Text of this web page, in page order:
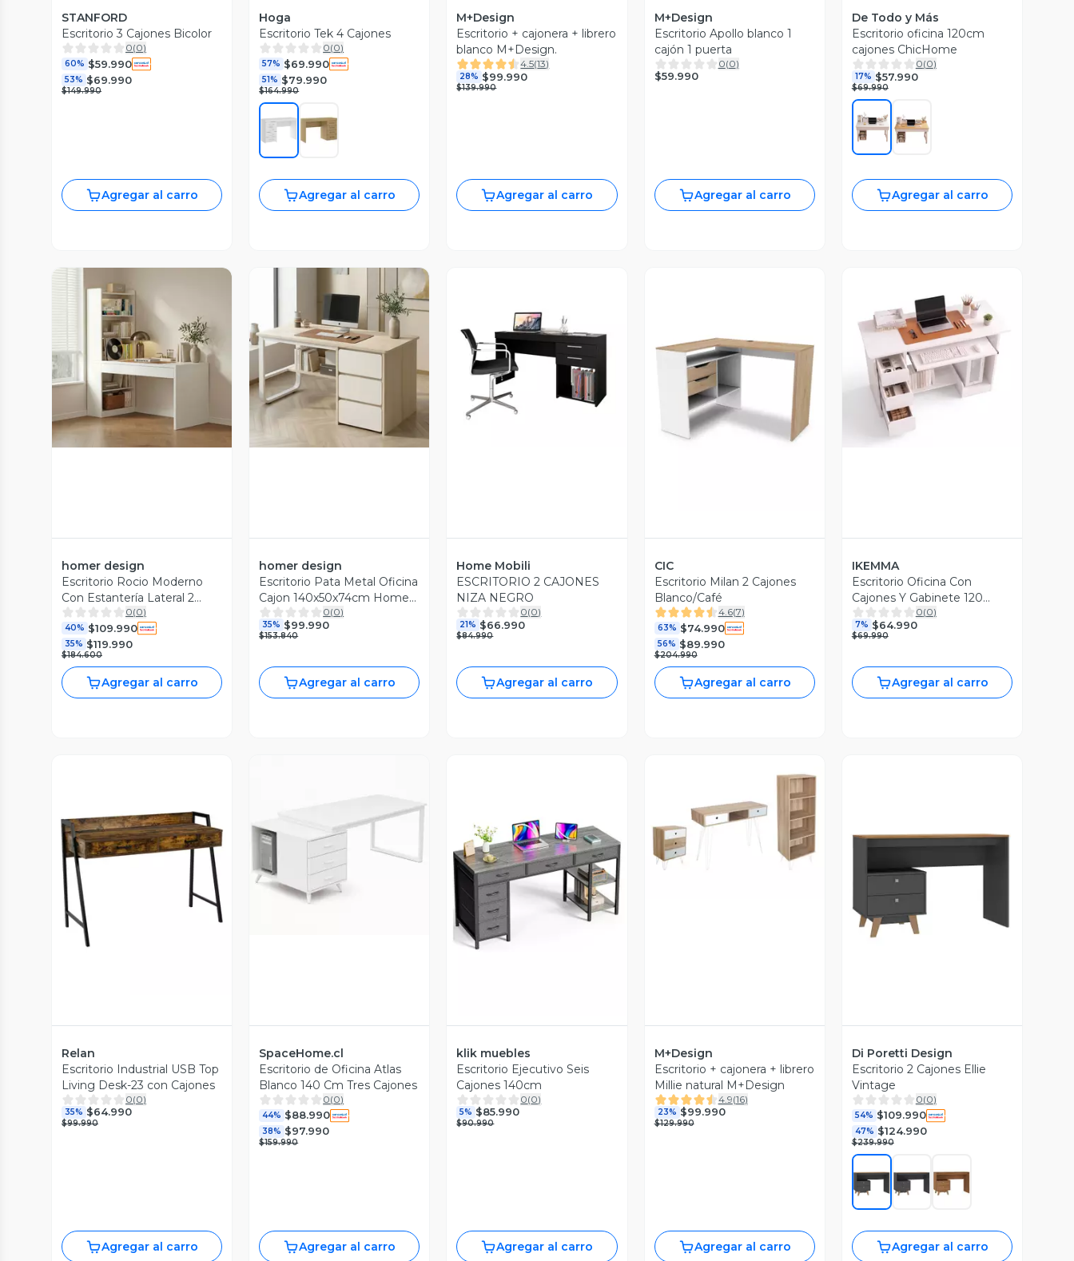
STANFORD
Escritorio 3 Cajones Bicolor
0(0)
60% $59.990
53% $69.990
$149.990
Agregar al carro
Hoga
Escritorio Tek 4 Cajones
0(0)
57% $69.990
51% $79.990
$164.990
Agregar al carro
M+Design
Escritorio + cajonera + librero
blanco M+Design.
4.5(13)
28% $99.990
$139.990
Agregar al carro
M+Design
Escritorio Apollo blanco 1
cajón 1 puerta
0(0)
$59.990
Agregar al carro
De Todo y Más
Escritorio oficina 120cm
cajones ChicHome
0(0)
17% $57.990
$69.990
Agregar al carro
Vista Previa
homer design
Escritorio Rocio Moderno
Con Estantería Lateral 2
Cajones Blanco
0(0)
40% $109.990
35% $119.990
$184.600
Agregar al carro
Vista Previa
homer design
Escritorio Pata Metal Oficina
Cajon 140x50x74cm Homer
Design
0(0)
35% $99.990
$153.840
Agregar al carro
Vista Previa
Home Mobili
ESCRITORIO 2 CAJONES
NIZA NEGRO
0(0)
21% $66.990
$84.990
Agregar al carro
Vista Previa
CIC
Escritorio Milan 2 Cajones
Blanco/Café
4.6(7)
63% $74.990
56% $89.990
$204.990
Agregar al carro
Vista Previa
IKEMMA
Escritorio Oficina Con
Cajones Y Gabinete 120
Blanco IKEMMA
0(0)
7% $64.990
$69.990
Agregar al carro
Relan
Escritorio Industrial USB Top
Living Desk-23 con Cajones
0(0)
35% $64.990
$99.990
Agregar al carro
Vista Previa
SpaceHome.cl
Escritorio de Oficina Atlas
Blanco 140 Cm Tres Cajones
0(0)
44% $88.990
38% $97.990
$159.990
Agregar al carro
Vista Previa
klik muebles
Escritorio Ejecutivo Seis
Cajones 140cm
0(0)
5% $85.990
$90.990
Agregar al carro
Vista Previa
M+Design
Escritorio + cajonera + librero
Millie natural M+Design
4.9(16)
23% $99.990
$129.990
Agregar al carro
Di Poretti Design
Escritorio 2 Cajones Ellie
Vintage
0(0)
54% $109.990
47% $124.990
$239.990
Agregar al carro